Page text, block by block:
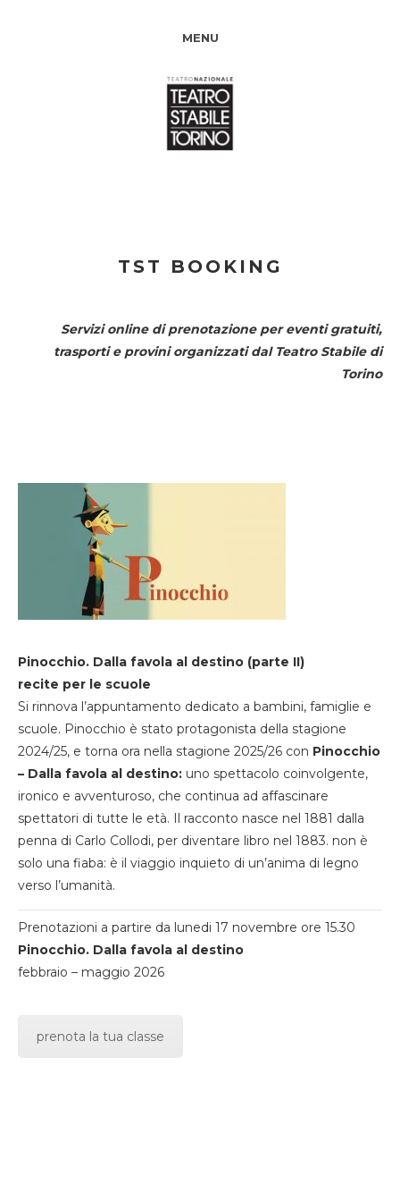
MENU
TST BOOKING
Servizi online di prenotazione per eventi gratuiti,
trasporti e provini organizzati dal Teatro Stabile di
Torino
Pinocchio. Dalla favola al destino (parte II)
recite per le scuole
Si rinnova l’appuntamento dedicato a bambini, famiglie e
scuole. Pinocchio è stato protagonista della stagione
2024/25, e torna ora nella stagione 2025/26 con Pinocchio
– Dalla favola al destino: uno spettacolo coinvolgente,
ironico e avventuroso, che continua ad affascinare
spettatori di tutte le età. Il racconto nasce nel 1881 dalla
penna di Carlo Collodi, per diventare libro nel 1883. non è
solo una fiaba: è il viaggio inquieto di un’anima di legno
verso l’umanità.
Prenotazioni a partire da lunedi 17 novembre ore 15.30
Pinocchio. Dalla favola al destino
febbraio – maggio 2026
prenota la tua classe